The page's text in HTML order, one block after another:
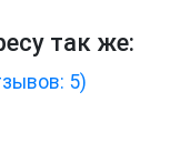
так же:
5)